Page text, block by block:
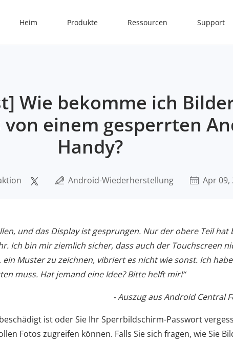
Heim Produkte Ressourcen Support
Wie bekomme ich
einem gesperrten
Handy?
Android-Wiederherstellung Apr 09,
und das Display ist gesprungen. Nur der obere Teil hat
Ich bin mir ziemlich sicher, dass auch der Touchscreen
Muster zu zeichnen, vibriert es nicht wie sonst. Ich
muss. Hat jemand eine Idee? Bitte helft mir!“
- Auszug aus Android Central
ist oder Sie Ihr Sperrbildschirm-Passwort
Fotos zugreifen können. Falls Sie sich fragen, wie Sie